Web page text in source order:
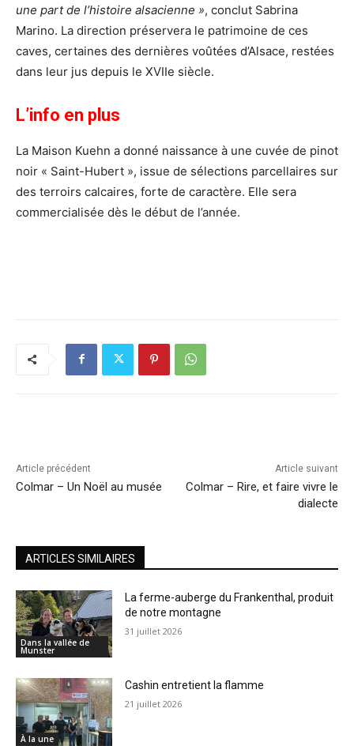
une part de l’histoire alsacienne », conclut Sabrina
Marino. La direction préservera le patrimoine de ces
caves, certaines des dernières voûtées d’Alsace, restées
dans leur jus depuis le XVIIe siècle.
L’info en plus
La Maison Kuehn a donné naissance à une cuvée de pinot
noir « Saint-Hubert », issue de sélections parcellaires sur
des terroirs calcaires, forte de caractère. Elle sera
commercialisée dès le début de l’année.
Article précédent
Colmar – Un Noël au musée
Article suivant
Colmar – Rire, et faire vivre le
dialecte
ARTICLES SIMILAIRES
Dans la vallée de
Munster
La ferme-auberge du Frankenthal, produit
de notre montagne
31 juillet 2026
À la une
Cashin entretient la flamme
21 juillet 2026